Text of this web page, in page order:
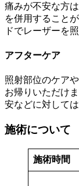
痛みが不安な方
を併用すること
ドでレーザーを
アフターケア
照射部位のケア
お帰りいただけ
安などに対して
施術について
施術時間